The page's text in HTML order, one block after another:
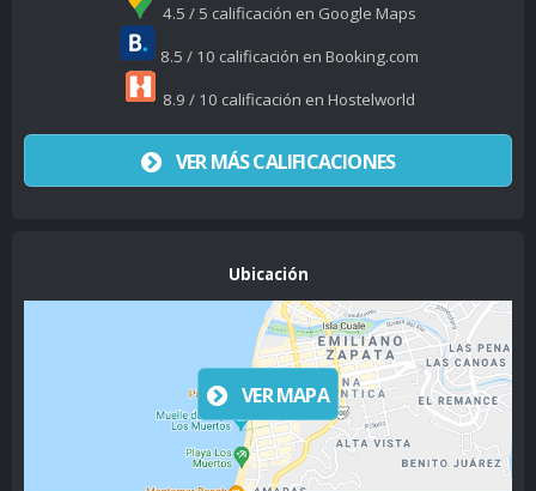
4.5 / 5 calificación en Google Maps
8.5 / 10 calificación en Booking.com
8.9 / 10 calificación en Hostelworld
VER MÁS CALIFICACIONES
Ubicación
VER MAPA